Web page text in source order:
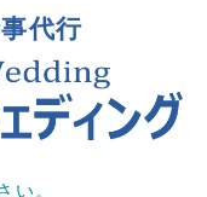
代行
い。